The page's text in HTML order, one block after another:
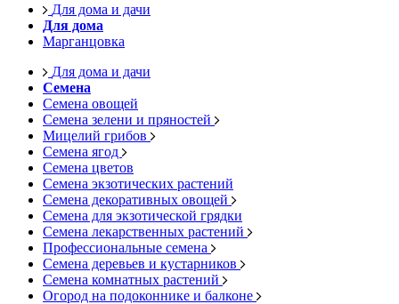
Для дома и дачи
Для дома
Марганцовка
Для дома и дачи
Семена
Семена овощей
Семена зелени и пряностей
Мицелий грибов
Семена ягод
Семена цветов
Семена экзотических растений
Семена декоративных овощей
Семена для экзотической грядки
Семена лекарственных растений
Профессиональные семена
Семена деревьев и кустарников
Семена комнатных растений
Огород на подоконнике и балконе